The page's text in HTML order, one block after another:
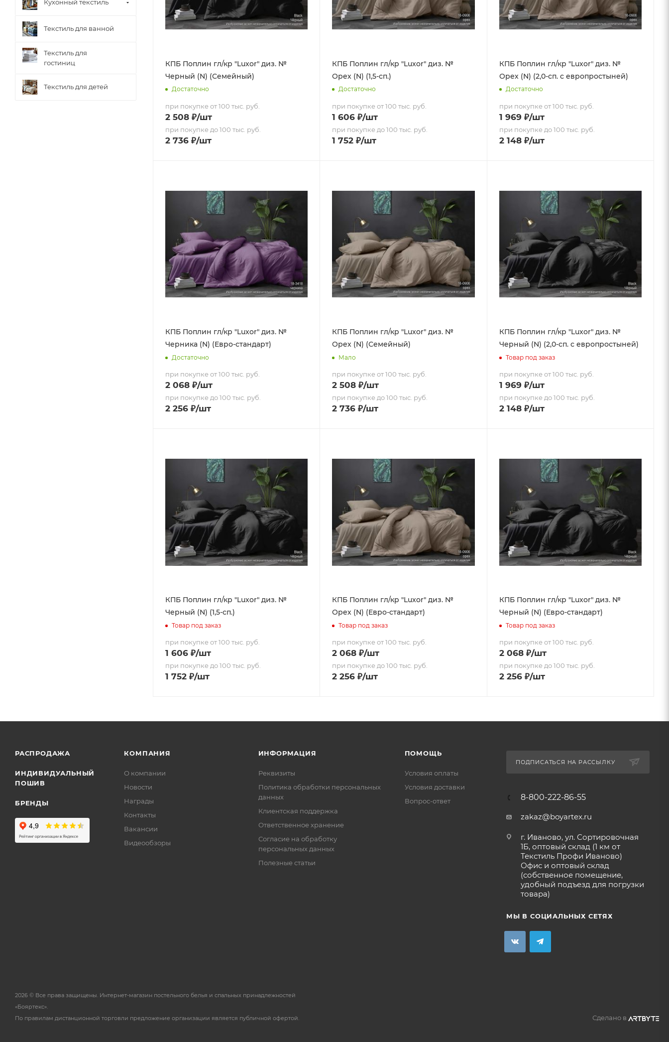
КПБ Поплин гл/кр "Luxor" диз. №
Черный (N) (Семейный)
Достаточно
при покупке от 100 тыс. руб.
2 508 ₽/шт
при покупке до 100 тыс. руб.
2 736 ₽/шт
КПБ Поплин гл/кр "Luxor" диз. №
Орех (N) (1,5-сп.)
Достаточно
при покупке от 100 тыс. руб.
1 606 ₽/шт
при покупке до 100 тыс. руб.
1 752 ₽/шт
КПБ Поплин гл/кр "Luxor" диз. №
Орех (N) (2,0-сп. с европростыней)
Достаточно
при покупке от 100 тыс. руб.
1 969₽/шт
при покупке до 100 тыс. руб.
2 148₽/шт
КПБ Поплин гл/кр "Luxor" диз. №
Черника (N) (Евро-стандарт)
Достаточно
при покупке от 100 тыс. руб.
2 068 ₽/шт
при покупке до 100 тыс. руб.
2 256 ₽/шт
КПБ Поплин гл/кр "Luxor" диз. №
Орех (N) (Семейный)
Мало
при покупке от 100 тыс. руб.
2 508 ₽/шт
при покупке до 100 тыс. руб.
2 736 ₽/шт
КПБ Поплин гл/кр "Luxor" диз. №
Черный (N) (2,0-сп. с европростыней)
Товар под заказ
при покупке от 100 тыс. руб.
1 969₽/шт
при покупке до 100 тыс. руб.
2 148₽/шт
КПБ Поплин гл/кр "Luxor" диз. №
Черный (N) (1,5-сп.)
Товар под заказ
при покупке от 100 тыс. руб.
1 606 ₽/шт
при покупке до 100 тыс. руб.
1 752 ₽/шт
КПБ Поплин гл/кр "Luxor" диз. №
Орех (N) (Евро-стандарт)
Товар под заказ
при покупке от 100 тыс. руб.
2 068 ₽/шт
при покупке до 100 тыс. руб.
2 256 ₽/шт
КПБ Поплин гл/кр "Luxor" диз. №
Черный (N) (Евро-стандарт)
Товар под заказ
при покупке от 100 тыс. руб.
2 068₽/шт
при покупке до 100 тыс. руб.
2 256₽/шт
Кухонный текстиль
Текстиль для ванной
Текстиль для
гостиниц
Текстиль для детей
РАСПРОДАЖА
ИНДИВИДУАЛЬНЫЙ
ПОШИВ
БРЕНДЫ
КОМПАНИЯ
О компании
Новости
Награды
Контакты
Вакансии
Видеообзоры
ИНФОРМАЦИЯ
Реквизиты
Политика обработки персональных
данных
Клиентская поддержка
Ответственное хранение
Согласие на обработку
персональных данных
Полезные статьи
ПОМОЩЬ
Условия оплаты
Условия доставки
Вопрос-ответ
ПОДПИСАТЬСЯ НА РАССЫЛКУ
8-800-222-86-55
zakaz@boyartex.ru
г. Иваново, ул. Сортировочная
1Б, оптовый склад (1 км от
Текстиль Профи Иваново)
Офис и оптовый склад
(собственное помещение,
удобный подъезд для погрузки
товара)
МЫ В СОЦИАЛЬНЫХ СЕТЯХ
Сделано в
2026 © Все права защищены. Интернет-магазин постельного белья и спальных принадлежностей
«Бояртекс».
По правилам дистанционной торговли предложение организации является публичной офертой.